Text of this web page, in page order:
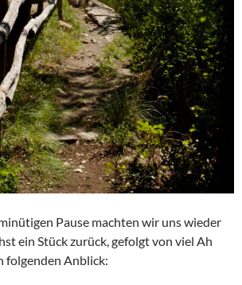
Pause machten wir uns wieder
ein Stück zurück, gefolgt von viel Ah
folgenden Anblick: